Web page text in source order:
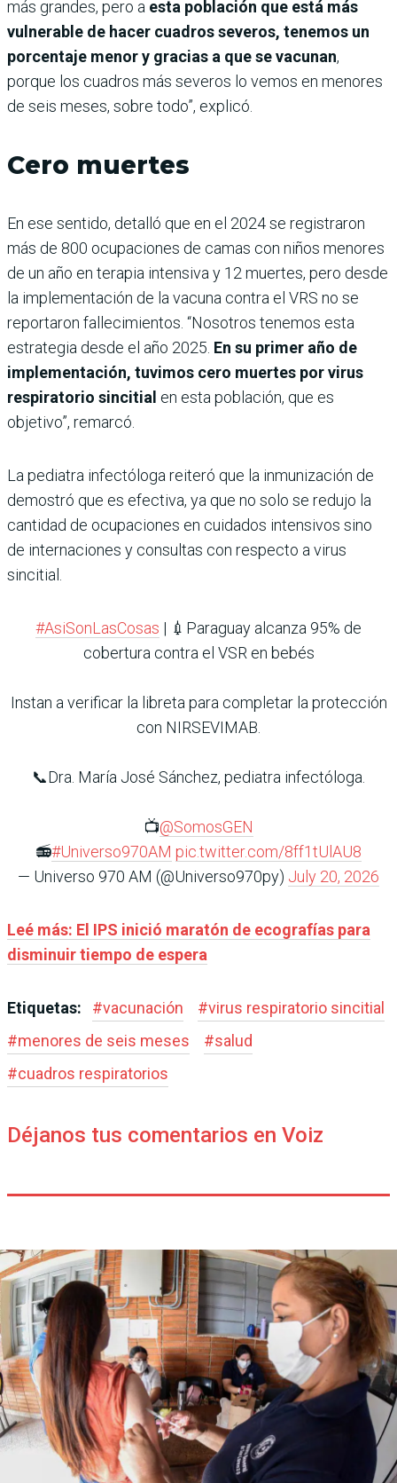
más grandes, pero a esta población que está más
vulnerable de hacer cuadros severos, tenemos un
porcentaje menor y gracias a que se vacunan,
porque los cuadros más severos lo vemos en menores
de seis meses, sobre todo”, explicó.
Cero muertes
En ese sentido, detalló que en el 2024 se registraron
más de 800 ocupaciones de camas con niños menores
de un año en terapia intensiva y 12 muertes, pero desde
la implementación de la vacuna contra el VRS no se
reportaron fallecimientos. “Nosotros tenemos esta
estrategia desde el año 2025. En su primer año de
implementación, tuvimos cero muertes por virus
respiratorio sincitial en esta población, que es
objetivo”, remarcó.
La pediatra infectóloga reiteró que la inmunización de
demostró que es efectiva, ya que no solo se redujo la
cantidad de ocupaciones en cuidados intensivos sino
de internaciones y consultas con respecto a virus
sincitial.
#AsiSonLasCosas | 💉Paraguay alcanza 95% de
cobertura contra el VSR en bebés
Instan a verificar la libreta para completar la protección
con NIRSEVIMAB.
📞Dra. María José Sánchez, pediatra infectóloga.
📺@SomosGEN
📻#Universo970AM pic.twitter.com/8ff1tUlAU8
— Universo 970 AM (@Universo970py) July 20, 2026
Leé más: El IPS inició maratón de ecografías para
disminuir tiempo de espera
Etiquetas: #vacunación #virus respiratorio sincitial
#menores de seis meses #salud
#cuadros respiratorios
Déjanos tus comentarios en Voiz